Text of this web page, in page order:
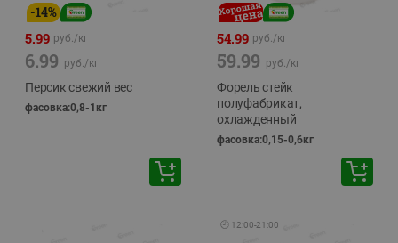
-14%
5.99 руб./кг
6.99 руб./кг
Персик свежий вес
фасовка:0,8-1кг
54.99 руб./кг
59.99 руб./кг
Форель стейк
полуфабрикат,
охлажденный
фасовка:0,15-0,6кг
🕘 12:00-21:00